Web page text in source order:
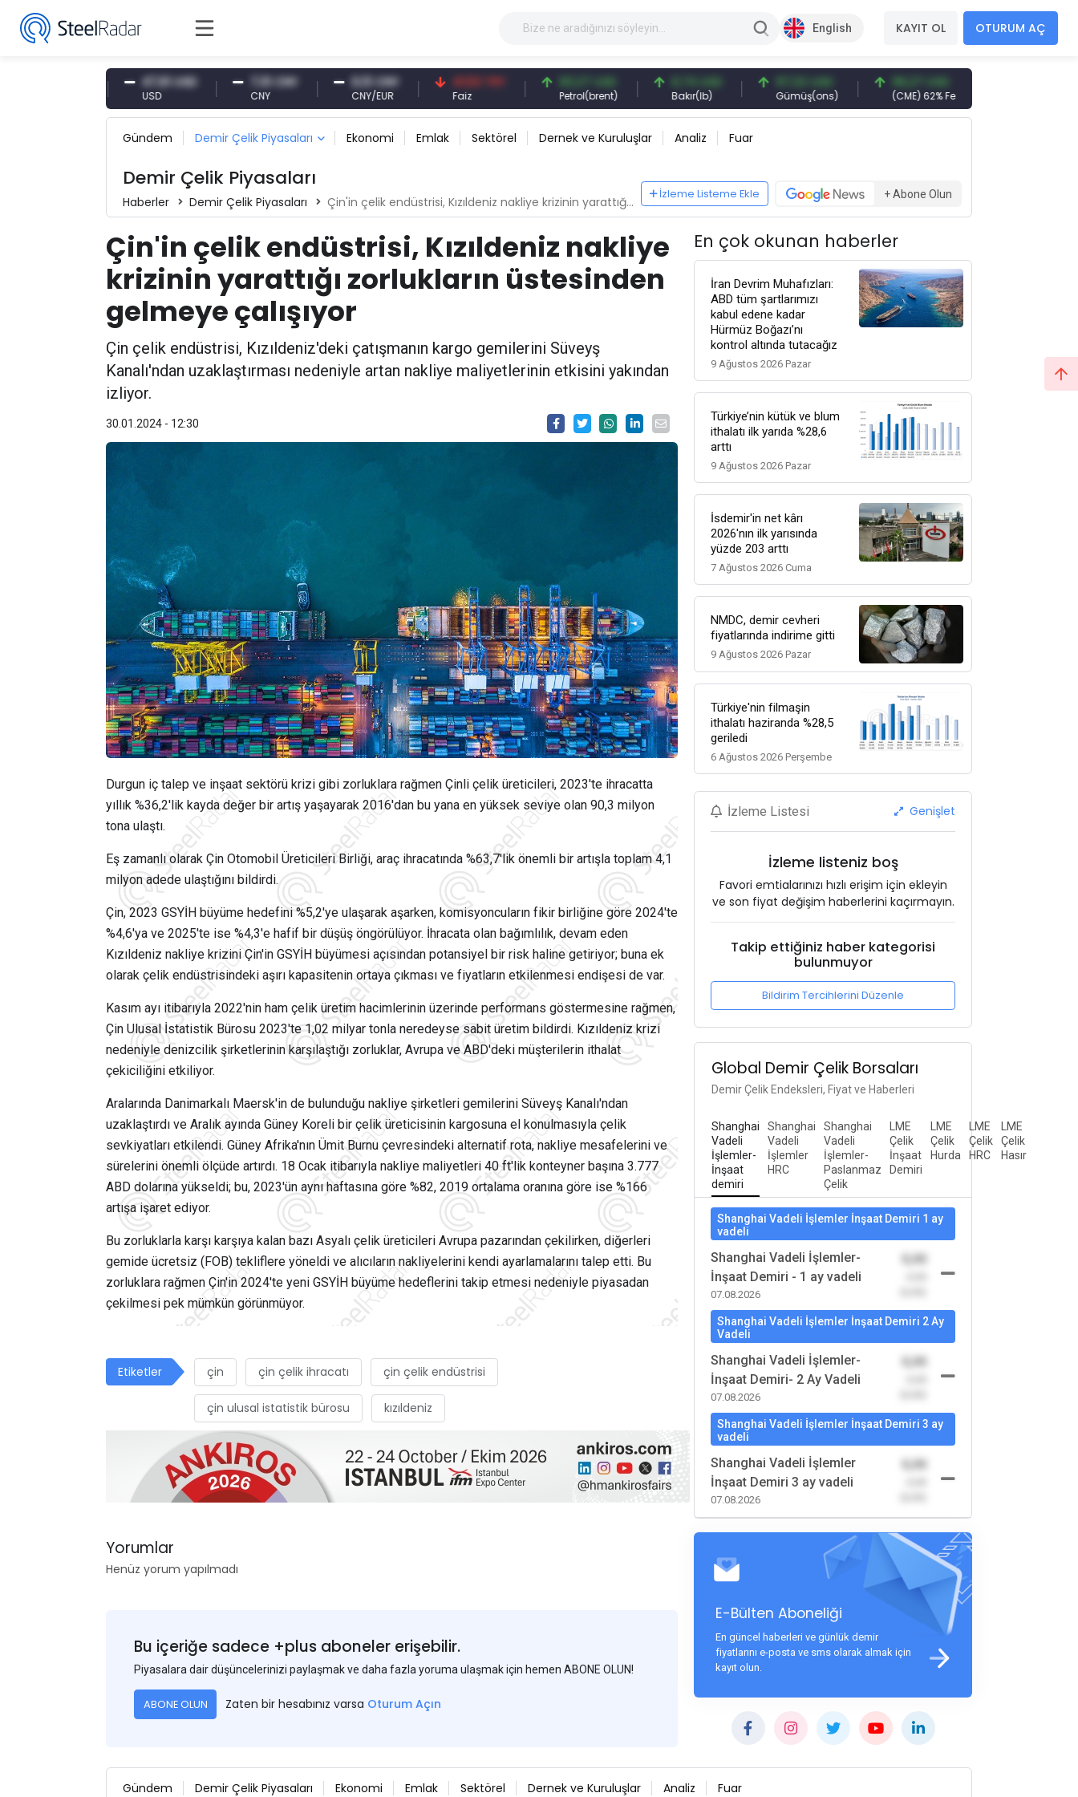
English KAYIT OL OTURUM AÇ
47,61 USD 7,10 CNY 0,13 CNY
CNY/EUR
41,53 TRY 83,27 USD
Petrol(brent)
6,74 USD
Bakır(lb)
97,32 USD
Gümüş(ons)
96,27 USD
(CME) 62% Fe
Gündem Demir Çelik Piyasaları Ekonomi Emlak Sektörel Dernek ve Kuruluşlar Analiz Fuar
Demir Çelik Piyasaları
Haberler Demir Çelik Piyasaları Çin'in çelik endüstrisi, Kızıldeniz nakliye krizinin yarattığı zorlukların üstesinden gelmeye çalışıyor
İzleme Listeme Ekle + Abone Olun
Çin'in çelik endüstrisi, Kızıldeniz nakliye
krizinin yarattığı zorlukların üstesinden
gelmeye çalışıyor
Çin çelik endüstrisi, Kızıldeniz'deki çatışmanın kargo gemilerini Süveyş
Kanalı'ndan uzaklaştırması nedeniyle artan nakliye maliyetlerinin etkisini yakından
izliyor.
30.01.2024 - 12:30
Durgun iç talep ve inşaat sektörü krizi gibi zorluklara rağmen Çinli çelik üreticileri, 2023'te ihracatta
yıllık %36,2'lik kayda değer bir artış yaşayarak 2016'dan bu yana en yüksek seviye olan 90,3 milyon
tona ulaştı.
Eş zamanlı olarak Çin Otomobil Üreticileri Birliği, araç ihracatında %63,7'lik önemli bir artışla toplam 4,1
milyon adede ulaştığını bildirdi.
Çin, 2023 GSYİH büyüme hedefini %5,2'ye ulaşarak aşarken, komisyoncuların fikir birliğine göre 2024'te
%4,6'ya ve 2025'te ise %4,3'e hafif bir düşüş öngörülüyor. İhracata olan bağımlılık, devam eden
Kızıldeniz nakliye krizini Çin'in GSYİH büyümesi açısından potansiyel bir risk haline getiriyor; buna ek
olarak çelik endüstrisindeki aşırı kapasitenin ortaya çıkması ve fiyatların etkilenmesi endişesi de var.
Kasım ayı itibarıyla 2022'nin ham çelik üretim hacimlerinin üzerinde performans göstermesine rağmen,
Çin Ulusal İstatistik Bürosu 2023'te 1,02 milyar tonla neredeyse sabit üretim bildirdi. Kızıldeniz krizi
nedeniyle denizcilik şirketlerinin karşılaştığı zorluklar, Avrupa ve ABD'deki müşterilerin ithalat
çekiciliğini etkiliyor.
Aralarında Danimarkalı Maersk'in de bulunduğu nakliye şirketleri gemilerini Süveyş Kanalı'ndan
uzaklaştırdı ve Aralık ayında Güney Koreli bir çelik üreticisinin kargosuna el konulmasıyla çelik
sevkiyatları etkilendi. Güney Afrika'nın Ümit Burnu çevresindeki alternatif rota, nakliye mesafelerini ve
sürelerini önemli ölçüde artırdı. 18 Ocak itibarıyla nakliye maliyetleri 40 ft'lik konteyner başına 3.777
ABD dolarına yükseldi; bu, 2023'ün aynı haftasına göre %82, 2019 ortalama oranına göre ise %166
artışa işaret ediyor.
Bu zorluklarla karşı karşıya kalan bazı Asyalı çelik üreticileri Avrupa pazarından çekilirken, diğerleri
gemide ücretsiz (FOB) tekliflere yöneldi ve alıcıların nakliyelerini kendi ayarlamalarını talep etti. Bu
zorluklara rağmen Çin'in 2024'te yeni GSYİH büyüme hedeflerini takip etmesi nedeniyle piyasadan
çekilmesi pek mümkün görünmüyor.
Etiketler çin çin çelik ihracatı çin çelik endüstrisi
çin ulusal istatistik bürosu kızıldeniz
Yorumlar
Henüz yorum yapılmadı
Bu içeriğe sadece +plus aboneler erişebilir.
Piyasalara dair düşüncelerinizi paylaşmak ve daha fazla yoruma ulaşmak için hemen ABONE OLUN!
ABONE OLUN Zaten bir hesabınız varsa Oturum Açın
En çok okunan haberler
İran Devrim Muhafızları:
ABD tüm şartlarımızı
kabul edene kadar
Hürmüz Boğazı’nı
kontrol altında tutacağız
9 Ağustos 2026 Pazar
Türkiye’nin kütük ve blum
ithalatı ilk yarıda %28,6
arttı
9 Ağustos 2026 Pazar
İsdemir'in net kârı
2026'nın ilk yarısında
yüzde 203 arttı
7 Ağustos 2026 Cuma
NMDC, demir cevheri
fiyatlarında indirime gitti
9 Ağustos 2026 Pazar
Türkiye'nin filmaşin
ithalatı haziranda %28,5
geriledi
6 Ağustos 2026 Perşembe
İzleme Listesi Genişlet
İzleme listeniz boş
Favori emtialarınızı hızlı erişim için ekleyin
ve son fiyat değişim haberlerini kaçırmayın.
Takip ettiğiniz haber kategorisi
bulunmuyor
Bildirim Tercihlerini Düzenle
Global Demir Çelik Borsaları
Demir Çelik Endeksleri, Fiyat ve Haberleri
Shanghai
Vadeli
İşlemler-
İnşaat
demiri
Shanghai
Vadeli
İşlemler
HRC
Shanghai
Vadeli
İşlemler-
Paslanmaz
Çelik
LME
Çelik
İnşaat
Demiri
LME
Çelik
Hurda
LME
Çelik
HRC
LME
Çelik
Hasır
Shanghai Vadeli İşlemler İnşaat Demiri 1 ay
vadeli
Shanghai Vadeli İşlemler-
İnşaat Demiri - 1 ay vadeli
07.08.2026
0,00
Shanghai Vadeli İşlemler İnşaat Demiri 2 Ay
Vadeli
Shanghai Vadeli İşlemler-
İnşaat Demiri- 2 Ay Vadeli
07.08.2026
0,00
Shanghai Vadeli İşlemler İnşaat Demiri 3 ay
vadeli
Shanghai Vadeli İşlemler
İnşaat Demiri 3 ay vadeli
07.08.2026
0,00
E-Bülten Aboneliği
En güncel haberleri ve günlük demir
fiyatlarını e-posta ve sms olarak almak için
kayıt olun.
Gündem Demir Çelik Piyasaları Ekonomi Emlak Sektörel Dernek ve Kuruluşlar Analiz Fuar